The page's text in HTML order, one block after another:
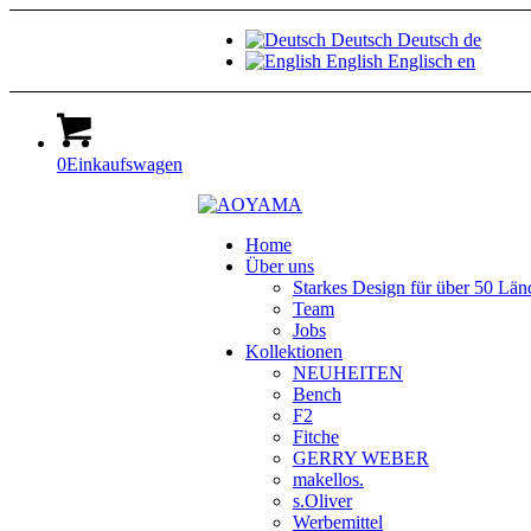
Deutsch Deutsch de
English Englisch en
0Einkaufswagen
Home
Über uns
Starkes Design für über 50
Team
Jobs
Kollektionen
NEUHEITEN
Bench
F2
Fitche
GERRY WEBER
makellos.
s.Oliver
Werbemittel